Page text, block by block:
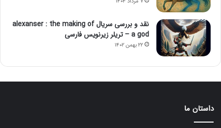
نقد و بررسی سریال alexanser : the making of
a god – تریلر زیرنویس فارسی
۲۲ بهمن ۱۴۰۲
داستان ما